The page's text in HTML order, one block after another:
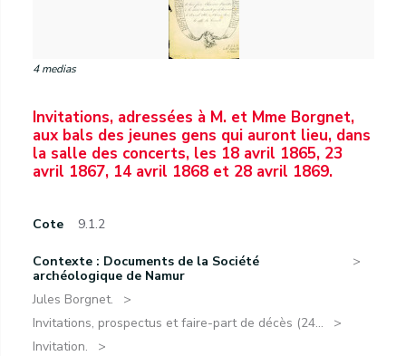
4 medias
Invitations, adressées à M. et Mme Borgnet,
aux bals des jeunes gens qui auront lieu, dans
la salle des concerts, les 18 avril 1865, 23
avril 1867, 14 avril 1868 et 28 avril 1869.
Cote 9.1.2
Contexte : Documents de la Société
archéologique de Namur
Jules Borgnet.
Invitations, prospectus et faire-part de décès (24...
Invitation.